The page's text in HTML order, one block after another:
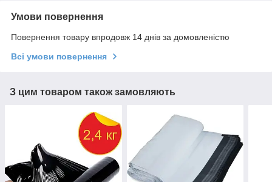
Умови повернення
Повернення товару впродовж 14 днів за домовленістю
Всі умови повернення
З цим товаром також замовляють